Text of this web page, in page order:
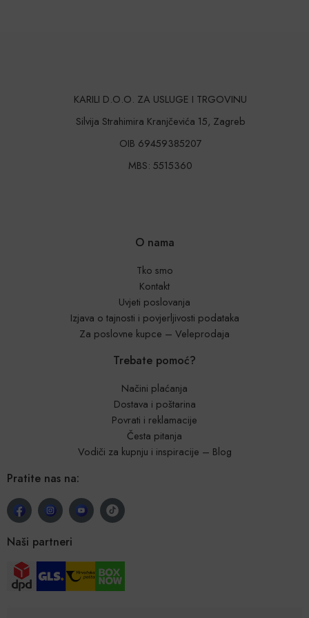
KARILI D.O.O. ZA USLUGE I TRGOVINU
Silvija Strahimira Kranjčevića 15, Zagreb
OIB 69459385207
MBS: 5515360
O nama
Tko smo
Kontakt
Uvjeti poslovanja
Izjava o tajnosti i povjerljivosti podataka
Za poslovne kupce – Veleprodaja
Trebate pomoć?
Načini plaćanja
Dostava i poštarina
Povrati i reklamacije
Česta pitanja
Vodiči za kupnju i inspiracije – Blog
Pratite nas na:
Naši partneri